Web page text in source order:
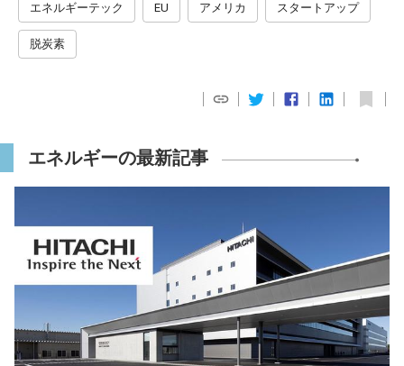
エネルギーテック EU アメリカ スタートアップ
脱炭素
エネルギーの最新記事